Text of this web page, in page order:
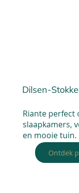
Dilsen-
Riante
slaapkamers,
en mooie tuin.
Ontdek